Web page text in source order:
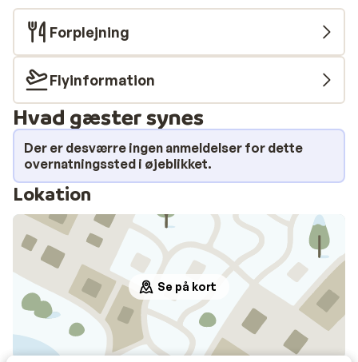
Forplejning
Flyinformation
Hvad gæster synes
Der er desværre ingen anmeldelser for dette
overnatningssted i øjeblikket.
Lokation
Se på kort